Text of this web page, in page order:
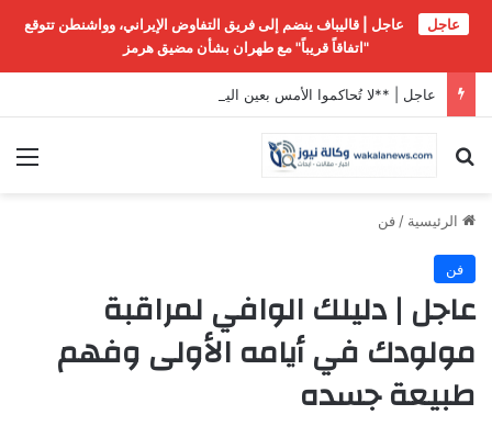
عاجل
عاجل | قاليباف ينضم إلى فريق التفاوض الإيراني، وواشنطن تتوقع
"اتفاقاً قريباً" مع طهران بشأن مضيق هرمز
عاجل | **لا تُحاكموا الأمس بعين اليوم**
بحث عن
الرئيسية /فن
فن
عاجل | دليلك الوافي لمراقبة
مولودك في أيامه الأولى وفهم
طبيعة جسده